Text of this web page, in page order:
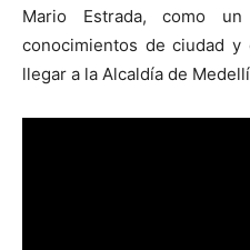
Mario Estrada, como
conocimientos de ciudad y
llegar a la Alcaldía de